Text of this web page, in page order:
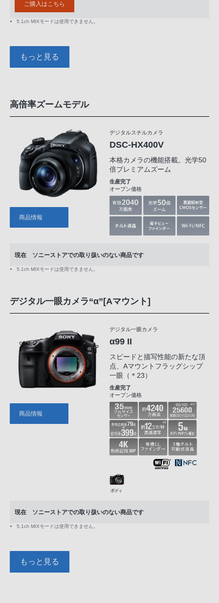
ご購入はこちら
5.1ch MIXモードは使用できません。
もっと見る
高倍率ズームモデル
デジタルスチルカメラ
DSC-HX400V
本格カメラの機能搭載。光学50
倍プレミアムズーム
生産完了
オープン価格
商品情報
現在 ソニーストアでの取り扱いのない商品です
5.1ch MIXモードは使用できません。
デジタル一眼カメラ“α”[Aマウント]
デジタル一眼カメラ
α99 II
スピードと描写性能の新たな頂
点、Aマウントフラッグシップ
一眼（＊23）
生産完了
オープン価格
商品情報
現在 ソニーストアでの取り扱いのない商品です
5.1ch MIXモードは使用できません。
もっと見る